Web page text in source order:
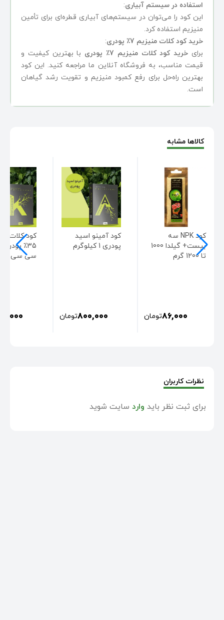
استفاده در سیستم آبیاری:
این کود را می‌توان در سیستم‌های آبیاری قطره‌ای برای تأمین
منیزیم استفاده کرد.
خرید کود کلات منیزیم 7٪ پودری
:
برای خرید کود کلات منیزیم 7٪ پودری
با بهترین کیفیت و
قیمت مناسب، به فروشگاه آنلاین ما مراجعه کنید. این کود
بهترین راه‌حل برای رفع کمبود منیزیم و تقویت رشد گیاهان
است.
کالاها مشابه
کود NPK سه
بیست+ گیلدا 1000
تا 1200 گرم
86,000تومان
کود آمینو اسید
پودری 1 کیلوگرم
800,000تومان
کود کلات
سی سی
نظرات کاربران
برای ثبت نظر باید وارد سایت شوید